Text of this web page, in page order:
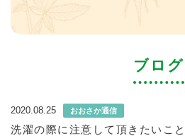
ブログ
2020.08.25 おおさか通信
洗濯の際に注意して頂きたいこと